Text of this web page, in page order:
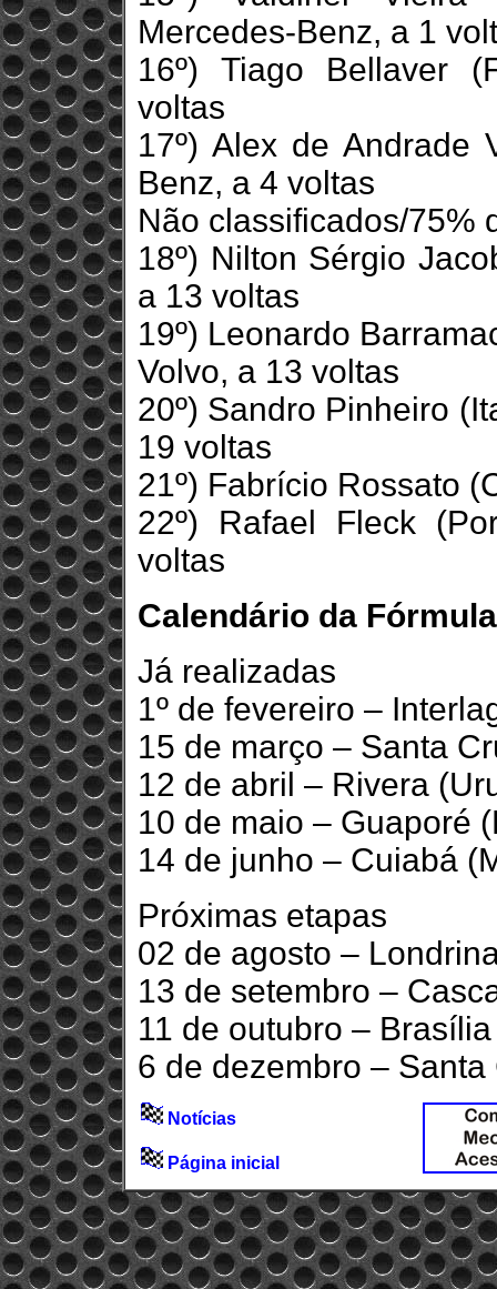
Mercedes-Benz, a 1
16º) Tiago Bellaver
voltas
17º) Alex de Andrade
Benz, a 4 voltas
Não classificados/75%
18º) Nilton Sérgio
a 13 voltas
19º) Leonardo
Volvo, a 13 voltas
20º) Sandro Pinheiro
19 voltas
21º) Fabrício Rossato
22º) Rafael Fleck
voltas
Calendário da
Já realizadas
1º de fevereiro –
15 de março – Santa
12 de abril – Rivera
10 de maio – Guaporé
14 de junho – Cuiabá
Próximas etapas
02 de agosto –
13 de setembro –
11 de outubro –
6 de dezembro –
Notícias
Página inicial